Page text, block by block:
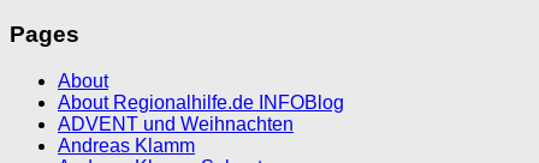
Pages
About
About Regionalhilfe.de INFOBlog
ADVENT und Weihnachten
Andreas Klamm